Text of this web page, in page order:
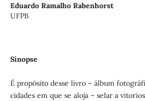
Eduardo Ramalho Rabenhorst
UFPB
Sinopse
É propósito desse livro – álbum
cidades em que se aloja – selar a